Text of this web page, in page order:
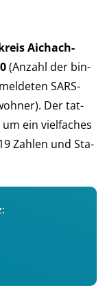
Aichach-
(An­zahl der bin­
SARS-
Der tat­
ein viel­faches
Zah­len und Sta­